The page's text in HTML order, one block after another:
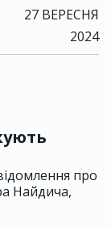
27 ВЕРЕСНЯ
2024
про
Найдича,